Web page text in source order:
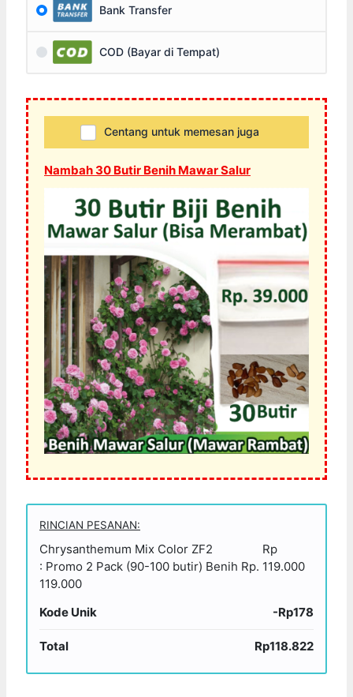
Bank Transfer
COD (Bayar di Tempat)
Centang untuk memesan juga
Nambah 30 Butir Benih Mawar Salur
RINCIAN PESANAN:
Chrysanthemum Mix Color ZF2
: Promo 2 Pack (90-100 butir) Benih Rp.
119.000
Rp
119.000
Kode Unik -Rp178
Total Rp118.822